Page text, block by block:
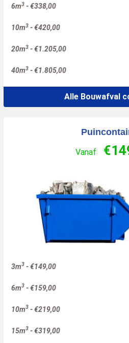
6m3 -€338,00
10m3 -€420,00
20m3 -€1.205,00
40m3 -€1.805,00
Alle Bouwafval
Vanaf €
3m3 -€149,00
6m3 -€159,00
10m3 -€219,00
15m3 -€319,00